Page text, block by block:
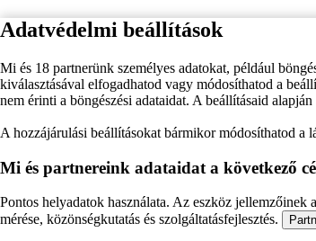
Adatvédelmi beállítások
Mi és 18 partnerünk személyes adatokat, például
kiválasztásával elfogadhatod vagy módosíthatod a
nem érinti a böngészési adataidat. A beállításaid
A hozzájárulási beállításokat bármikor módosíthatod a
Mi és partnereink adataidat a következő
Pontos helyadatok használata. Az eszköz jellemzőinek
mérése, közönségkutatás és szolgáltatásfejlesztés.